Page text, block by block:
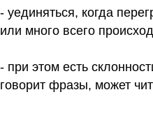
- уединяться, когда
или много всего
- при этом есть
говорит фразы, может